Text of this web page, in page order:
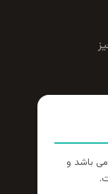
می باشد و